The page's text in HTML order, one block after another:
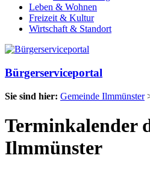
Leben & Wohnen
Freizeit & Kultur
Wirtschaft & Standort
Bürgerserviceportal
Sie sind hier: Gemeinde Ilmmünster
Terminkalender
Ilmmünster